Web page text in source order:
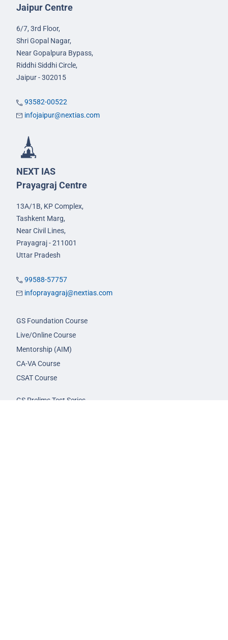
Jaipur Centre
6/7, 3rd Floor,
Shri Gopal Nagar,
Near Gopalpura Bypass,
Riddhi Siddhi Circle,
Jaipur - 302015
93582-00522
infojaipur@nextias.com
NEXT IAS
Prayagraj Centre
13A/1B, KP Complex,
Tashkent Marg,
Near Civil Lines,
Prayagraj - 211001
Uttar Pradesh
99588-57757
infoprayagraj@nextias.com
GS Foundation Course
Live/Online Course
Mentorship (AIM)
CA-VA Course
CSAT Course
GS Prelims Test Series